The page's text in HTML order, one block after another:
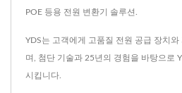
POE 등용 전원 변환기 솔루션.
YDS는 고객에게 고품질 전원 공급 장치
며, 첨단 기술과 25년의 경험을 바탕으로
시킵니다.